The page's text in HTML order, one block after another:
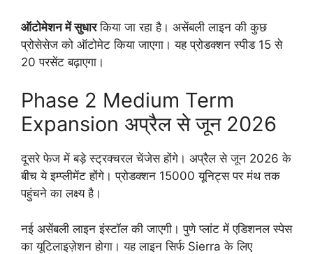
ऑटोमेशन में सुधारकिया जा रहा है। असेंबली लाइन की कुछ
प्रोसेसेज को ऑटोमेट किया जाएगा। यह प्रोडक्शन स्पीड 15 से
20 परसेंट बढ़ाएगा।
Phase 2 Medium Term
Expansion अप्रैल से जून 2026
दूसरे फेज में बड़े स्ट्रक्चरल चेंजेस होंगे। अप्रैल से जून 2026 के
बीच ये इम्प्लीमेंट होंगे। प्रोडक्शन 15000 यूनिट्स पर मंथ तक
पहुंचने का लक्ष्य है।
नई असेंबली लाइन इंस्टॉल की जाएगी। पुणे प्लांट में एडिशनल स्पेस
का यूटिलाइज़ेशन होगा। यह लाइन सिर्फ Sierra के लिए